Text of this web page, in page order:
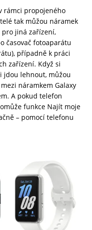
rámci propojeného
tak můžou náramek
pro jiná zařízení,
časovač fotoaparátu
případně k práci
zařízení. Když si
jdou lehnout, můžou
náramkem Galaxy
A pokud telefon
funkce Najít moje
– pomocí telefonu